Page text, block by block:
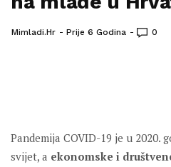
Mimladi.hr Prije 6 Godina 0
Pandemija COVID-19 je u
svijet, a ekonomske i